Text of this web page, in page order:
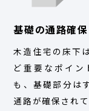
基礎の通路確保
木造住宅の床下
ど重要なポイン
も、基礎部分は
通路が確保されて